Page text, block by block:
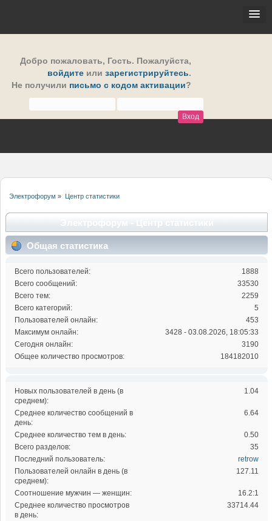
Добро пожаловать, Гость. Пожалуйста,
войдите или зарегистрируйтесь.
Не получили письмо с кодом активации?
Электрофорум » Центр статистики
Общая статистика
Всего пользователей:
1888
Всего сообщений:
33530
Всего тем:
2259
Всего категорий:
5
Пользователей онлайн:
453
Максимум онлайн:
3428 - 03.08.2026, 18:05:33
Сегодня онлайн:
3190
Общее количество просмотров:
184182010
Новых пользователей в день (в
среднем):
1.04
Среднее количество сообщений в
день:
6.64
Среднее количество тем в день:
0.50
Всего разделов:
35
Последний пользователь:
retrow
Пользователей онлайн в день (в
среднем):
127.11
Соотношение мужчин — женщин:
16.2:1
Среднее количество просмотров
в день:
33714.44